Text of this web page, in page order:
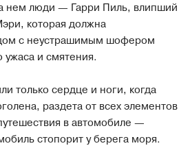
нем люди — Гарри Пиль, влипший
которая должна
с неустрашимым шофером
ужаса и смятения.
только сердце и ноги, когда
раздета от всех элементов
в автомобиле —
стопорит у берега моря.